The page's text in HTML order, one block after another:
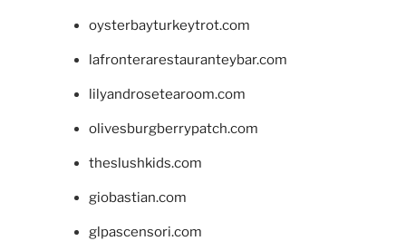
oysterbayturkeytrot.com
lafronterarestauranteybar.com
lilyandrosetearoom.com
olivesburgberrypatch.com
theslushkids.com
giobastian.com
glpascensori.com